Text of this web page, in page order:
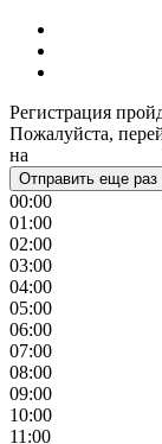
Регистрация
Пожалуйста,
на
Отправить еще раз
00:00
01:00
02:00
03:00
04:00
05:00
06:00
07:00
08:00
09:00
10:00
11:00